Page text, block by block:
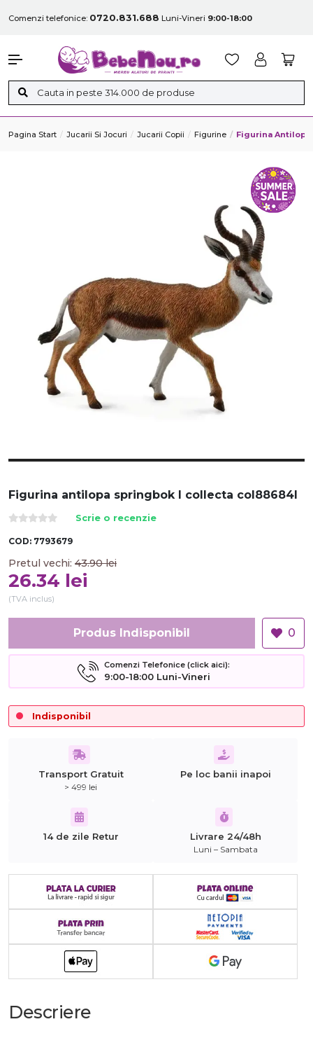
Comenzi telefonice: 0720.831.688 Luni-Vineri 9:00-18:00
Pagina Start Jucarii Si Jocuri Jucarii Copii Figurine Figurina
Figurina antilopa springbok l collecta col88684l
Scrie o recenzie
COD: 7793679
Pretul vechi: 43.90 lei
26.34 lei
(TVA inclus)
Produs Indisponibil 0
Comenzi Telefonice (click aici):
9:00-18:00 Luni-Vineri
Indisponibil
Transport Gratuit
> 499 lei
Pe loc banii inapoi
14 de zile Retur Livrare 24/48h
Luni – Sambata
Descriere